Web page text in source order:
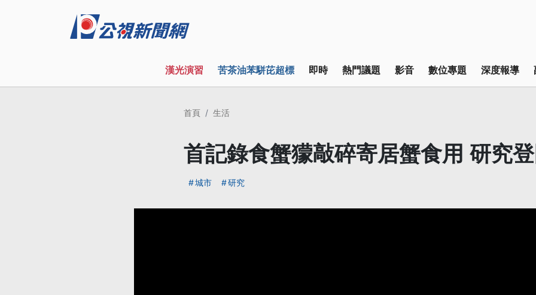
漢光演習 苦茶油苯駢芘超標 即時 熱門議題 影音 數位專題 深度報導
首頁 生活
首記錄食蟹獴敲碎寄居蟹食用 研究
城市 研究